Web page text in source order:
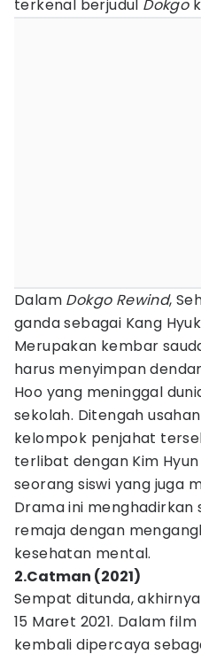
terkenal berjudul Dokgo
Dalam Dokgo Rewind,
ganda sebagai Kang
Merupakan kembar
harus menyimpan
Hoo yang meninggal
sekolah. Ditengah
kelompok penjahat
terlibat dengan Kim
seorang siswi yang juga
Drama ini menghadirkan
remaja dengan
kesehatan mental.
2.Catman (2021)
Sempat ditunda,
15 Maret 2021. Dalam
kembali dipercaya